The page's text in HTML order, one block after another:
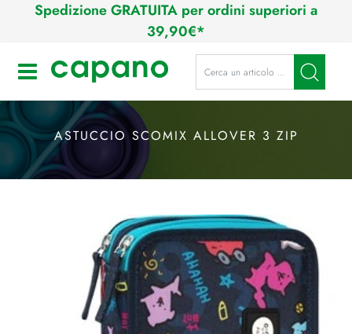
Spedizione GRATUITA per ordini superiori a
39,90€*
Open La modifica di un filtro
ASTUCCIO SCOMIX ALLOVER 3 ZIP